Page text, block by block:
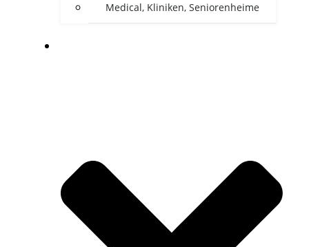
Medical, Kliniken, Seniorenheime